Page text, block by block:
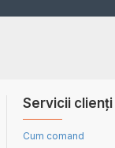
Servicii clienți
Cum comand